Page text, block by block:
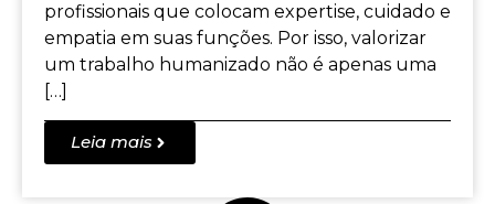
profissionais que colocam expertise, cuidado e
empatia em suas funções. Por isso, valorizar
um trabalho humanizado não é apenas uma
[…]
Leia mais